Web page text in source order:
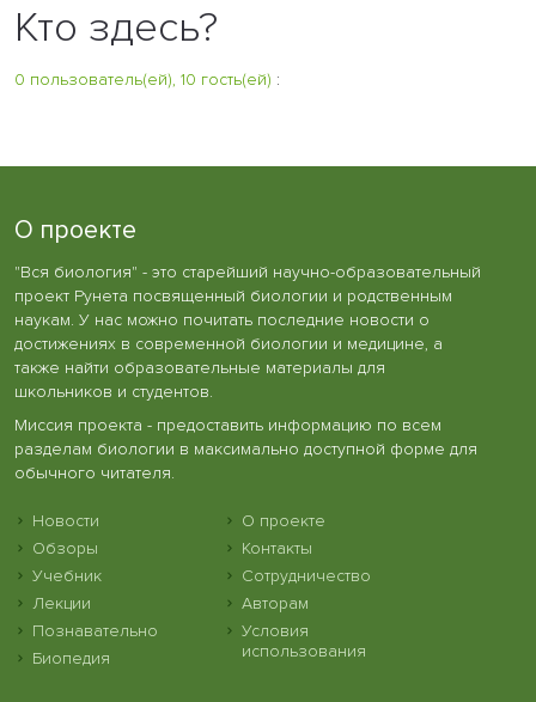
Кто здесь?
0 пользователь(ей), 10 гость(ей) :
О проекте
"Вся биология" - это старейший научно-образовательный
проект Рунета посвященный биологии и родственным
наукам. У нас можно почитать последние новости о
достижениях в современной биологии и медицине, а
также найти образовательные материалы для
школьников и студентов.
Миссия проекта - предоставить информацию по всем
разделам биологии в максимально доступной форме для
обычного читателя.
Новости
Обзоры
Учебник
Лекции
Познавательно
Биопедия
О проекте
Контакты
Сотрудничество
Авторам
Условия
использования